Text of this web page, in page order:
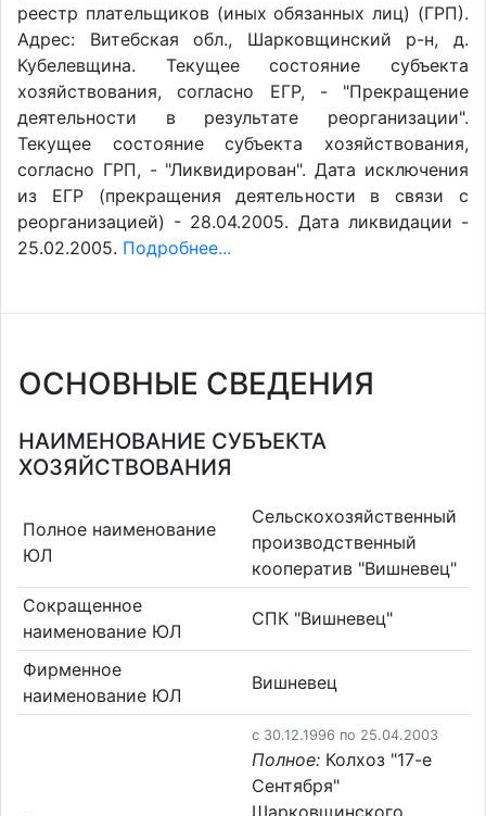
реестр плательщиков (иных обязанных лиц) (ГРП).
Адрес: Витебская обл., Шарковщинский р-н, д.
Кубелевщина. Текущее состояние субъекта
хозяйствования, согласно ЕГР, - "Прекращение
деятельности в результате реорганизации".
Текущее состояние субъекта хозяйствования,
согласно ГРП, - "Ликвидирован". Дата исключения
из ЕГР (прекращения деятельности в связи с
реорганизацией) - 28.04.2005. Дата ликвидации -
25.02.2005. Подробнее...
ОСНОВНЫЕ СВЕДЕНИЯ
НАИМЕНОВАНИЕ СУБЪЕКТА
ХОЗЯЙСТВОВАНИЯ
Полное наименование
ЮЛ
Сельскохозяйственный
производственный
кооператив "Вишневец"
Сокращенное
наименование ЮЛ
СПК "Вишневец"
Фирменное
наименование ЮЛ
Вишневец
c 30.12.1996 по 25.04.2003
Полное: Колхоз "17-е
Сентября"
Шарковщинского